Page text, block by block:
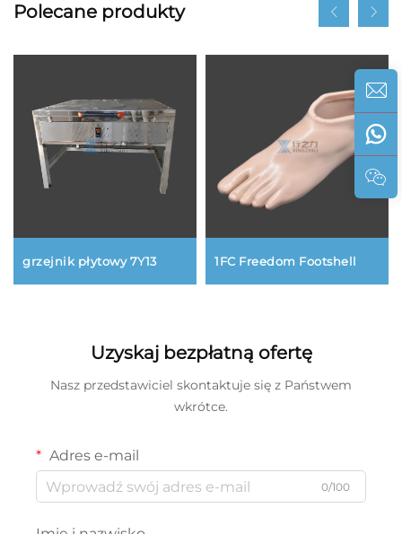
Polecane produkty
grzejnik płytowy 7Y13 1FC Freedom Footshell
Uzyskaj bezpłatną ofertę
Nasz przedstawiciel skontaktuje się z Państwem
wkrótce.
Adres e-mail
0/100